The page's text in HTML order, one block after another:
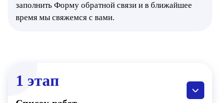
заполнить Форму обратной связи и в ближайшее
время мы свяжемся с вами.
1 этап